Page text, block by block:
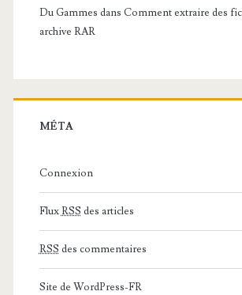
Du Gammes dans Comment extraire des
archive RAR
MÉTA
Connexion
FluxRSS des articles
RSS des commentaires
Site de WordPress-FR